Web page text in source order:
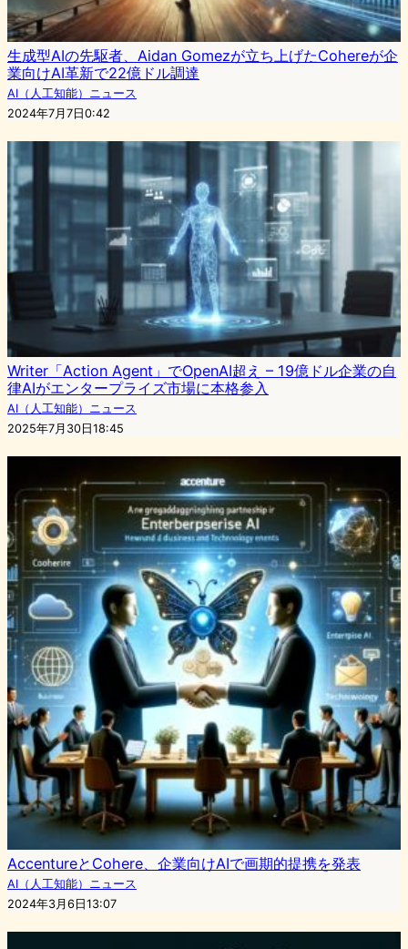
生成型AIの先駆者、Aidan Gomezが立ち上げたCohereが企
業向けAI革新で22億ドル調達
AI（人工知能）ニュース
2024年7月7日0:42
Writer「Action Agent」でOpenAI超え – 19億ドル企業の自
律AIがエンタープライズ市場に本格参入
AI（人工知能）ニュース
2025年7月30日18:45
AccentureとCohere、企業向けAIで画期的提携を発表
AI（人工知能）ニュース
2024年3月6日13:07